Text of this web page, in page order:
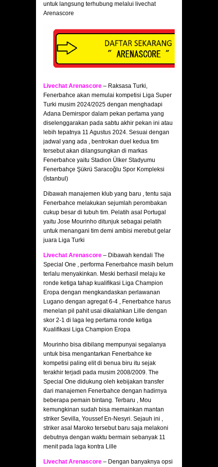
untuk langsung terhubung melalui livechat
Arenascore
Livechat Arenascore – Raksasa Turki,
Fenerbahce akan memulai kompetisi Liga Super
Turki musim 2024/2025 dengan menghadapi
Adana Demirspor dalam pekan pertama yang
diselenggarakan pada sabtu akhir pekan ini atau
lebih tepatnya 11 Agustus 2024. Sesuai dengan
jadwal yang ada , bentrokan duel kedua tim
tersebut akan dilangsungkan di markas
Fenerbahce yaitu Stadion Ülker Stadyumu
Fenerbahçe Şükrü Saracoğlu Spor Kompleksi
(İstanbul)
Dibawah manajemen klub yang baru , tentu saja
Fenerbahce melakukan sejumlah perombakan
cukup besar di tubuh tim. Pelatih asal Portugal
yaitu Jose Mourinho ditunjuk sebagai pelatih
untuk menangani tim demi ambisi merebut gelar
juara Liga Turki
Livechat Arenascore – Dibawah kendali The
Special One , performa Fenerbahce masih belum
terlalu menyakinkan. Meski berhasil melaju ke
ronde ketiga tahap kualifikasi Liga Champion
Eropa dengan mengkandaskan perlawanan
Lugano dengan agregat 6-4 , Fenerbahce harus
menelan pil pahit usai dikalahkan Lille dengan
skor 2-1 di laga leg pertama ronde ketiga
Kualifikasi Liga Champion Eropa
Mourinho bisa dibilang mempunyai segalanya
untuk bisa mengantarkan Fenerbahce ke
kompetisi paling elit di benua biru itu sejak
terakhir terjadi pada musim 2008/2009. The
Special One didukung oleh kebijakan transfer
dari manajemen Fenerbahce dengan hadirnya
beberapa pemain bintang. Terbaru , Mou
kemungkinan sudah bisa memainkan mantan
striker Sevilla, Youssef En-Nesyri. Sejauh ini ,
striker asal Maroko tersebut baru saja melakoni
debutnya dengan waktu bermain sebanyak 11
menit pada laga kontra Lille
Livechat Arenascore – Dengan banyaknya opsi